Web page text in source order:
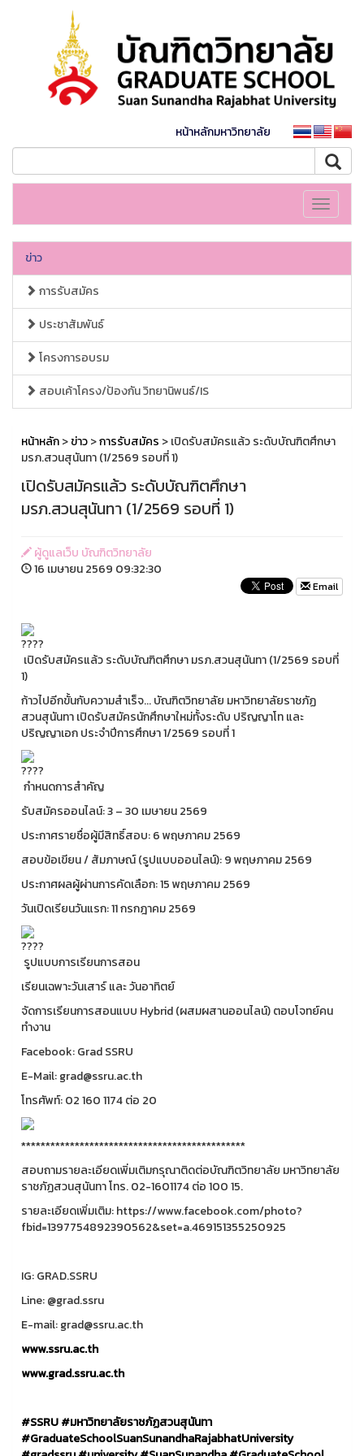
หน้าหลักมหาวิทยาลัย
Toggle
ข่าว
การรับสมัคร
ประชาสัมพันธ์
โครงการอบรม
สอบเค้าโครง/ป้องกัน วิทยานิพนธ์/IS
หน้าหลัก>ข่าว>การรับสมัคร > เปิดรับสมัครแล้ว ระดับบัณฑิตศึกษา
มรภ.สวนสุนันทา (1/2569 รอบที่ 1)
เปิดรับสมัครแล้ว ระดับบัณฑิตศึกษา
มรภ.สวนสุนันทา (1/2569 รอบที่ 1)
ผู้ดูแลเว็บ บัณฑิตวิทยาลัย
16 เมษายน 2569 09:32:30
Email
เปิดรับสมัครแล้ว ระดับบัณฑิตศึกษา มรภ.สวนสุนันทา (1/2569 รอบที่
1)
ก้าวไปอีกขั้นกับความสำเร็จ... บัณฑิตวิทยาลัย มหาวิทยาลัยราชภัฏ
สวนสุนันทา เปิดรับสมัครนักศึกษาใหม่ทั้งระดับ ปริญญาโท และ
ปริญญาเอก ประจำปีการศึกษา 1/2569 รอบที่ 1
กำหนดการสำคัญ
รับสมัครออนไลน์: 3 – 30 เมษายน 2569
ประกาศรายชื่อผู้มีสิทธิ์สอบ: 6 พฤษภาคม 2569
สอบข้อเขียน / สัมภาษณ์ (รูปแบบออนไลน์): 9 พฤษภาคม 2569
ประกาศผลผู้ผ่านการคัดเลือก: 15 พฤษภาคม 2569
วันเปิดเรียนวันแรก: 11 กรกฎาคม 2569
รูปแบบการเรียนการสอน
เรียนเฉพาะวันเสาร์ และ วันอาทิตย์
จัดการเรียนการสอนแบบ Hybrid (ผสมผสานออนไลน์) ตอบโจทย์คน
ทำงาน
Facebook: Grad SSRU
E-Mail: grad@ssru.ac.th
โทรศัพท์: 02 160 1174 ต่อ 20
**********************************************
สอบถามรายละเอียดเพิ่มเติมกรุณาติดต่อบัณฑิตวิทยาลัย มหาวิทยาลัย
ราชภัฏสวนสุนันทา โทร. 02-1601174 ต่อ 100 15.
รายละเอียดเพิ่มเติม: https://www.facebook.com/photo?
fbid=1397754892390562&set=a.469151355250925
IG: GRAD.SSRU
Line: @grad.ssru
E-mail: grad@ssru.ac.th
www.ssru.ac.th
www.grad.ssru.ac.th
#SSRU#มหาวิทยาลัยราชภัฏสวนสุนันทา
#GraduateSchoolSuanSunandhaRajabhatUniversity